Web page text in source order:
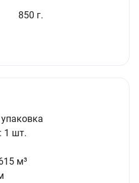
850 г.
1 шт.
м³